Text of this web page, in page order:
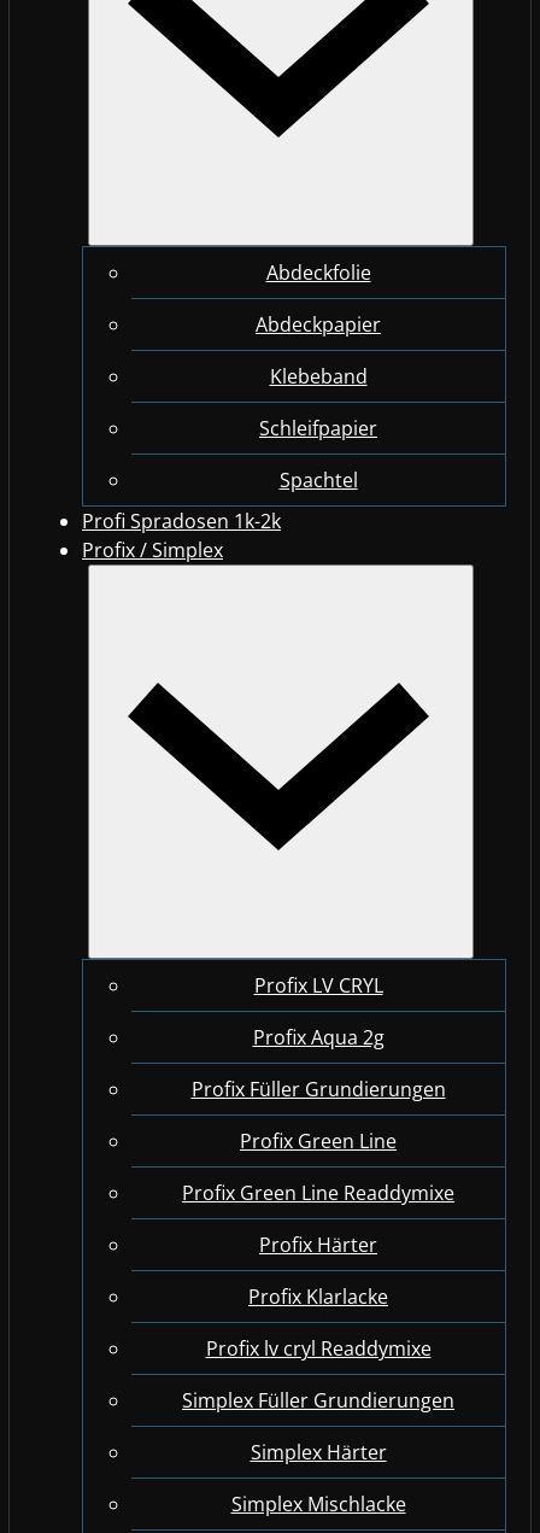
Abdeckfolie
Abdeckpapier
Klebeband
Schleifpapier
Spachtel
Profi Spradosen 1k-2k
Profix / Simplex
Profix LV CRYL
Profix Aqua 2g
Profix Füller Grundierungen
Profix Green Line
Profix Green Line Readdymixe
Profix Härter
Profix Klarlacke
Profix lv cryl Readdymixe
Simplex Füller Grundierungen
Simplex Härter
Simplex Mischlacke